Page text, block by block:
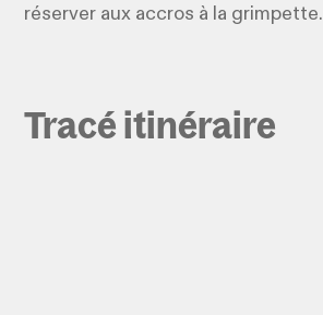
réserver aux accros à la grimpette.
Tracé itinéraire